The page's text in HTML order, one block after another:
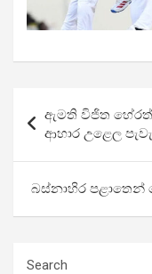
navigation
ඇමති විජිත
ආහාර උළෙල
බස්නාහිර පළාතෙන්
Search